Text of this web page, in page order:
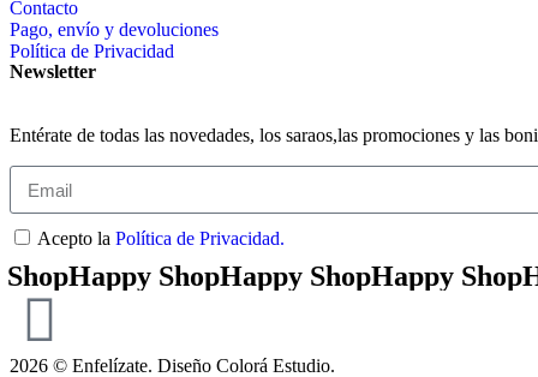
Contacto
Pago, envío y devoluciones
Política de Privacidad
Newsletter
Entérate de todas las novedades, los saraos,las promociones y las
Acepto la Política de Privacidad.
ShopHappy ShopHappy ShopHappy
2026 © Enfelízate. Diseño Colorá Estudio.